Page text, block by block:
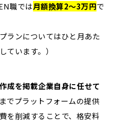
職では月額換算2〜3万円で
ランについてはひと月あた
ています。）
成を掲載企業自身に任せて
でプラットフォームの提供
を削減することで、格安料